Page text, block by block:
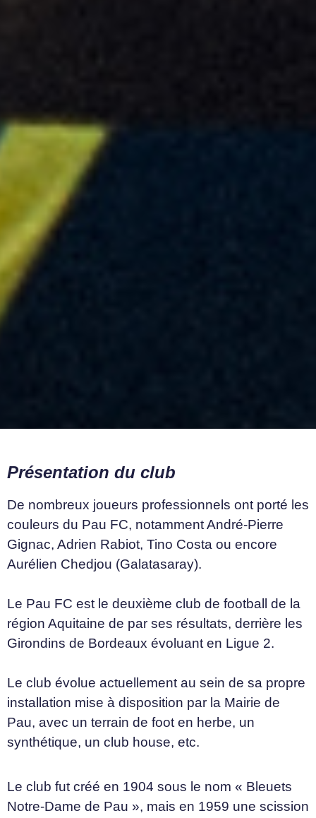
Présentation du club
De nombreux joueurs professionnels ont porté les
couleurs du Pau FC, notamment André-Pierre
Gignac, Adrien Rabiot, Tino Costa ou encore
Aurélien Chedjou (Galatasaray).
Le Pau FC est le deuxième club de football de la
région Aquitaine de par ses résultats, derrière les
Girondins de Bordeaux évoluant en Ligue 2.
Le club évolue actuellement au sein de sa propre
installation mise à disposition par la Mairie de
Pau, avec un terrain de foot en herbe, un
synthétique, un club house, etc.
Le club fut créé en 1904 sous le nom « Bleuets
Notre-Dame de Pau », mais en 1959 une scission